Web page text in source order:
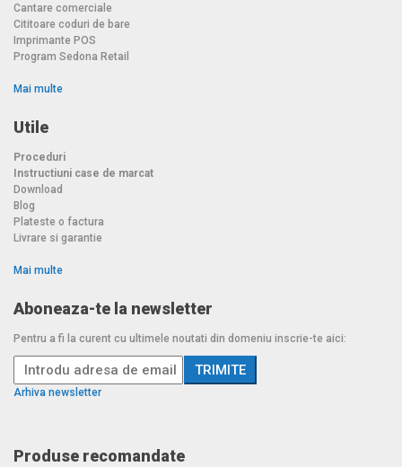
Cantare comerciale
Cititoare coduri de bare
Imprimante POS
Program Sedona Retail
Mai multe
Utile
Proceduri
Instructiuni case de marcat
Download
Blog
Plateste o factura
Livrare si garantie
Mai multe
Aboneaza-te la newsletter
Pentru a fi la curent cu ultimele noutati din domeniu inscrie-te aici:
Arhiva newsletter
Produse recomandate